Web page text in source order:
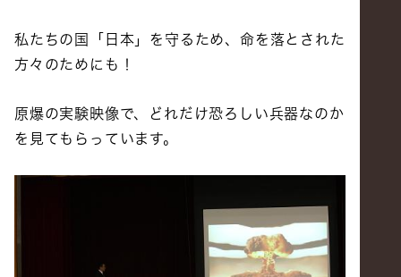
私たちの国「日本」を守るため、命を落とされた
方々のためにも！
原爆の実験映像で、どれだけ恐ろしい兵器なのか
を見てもらっています。